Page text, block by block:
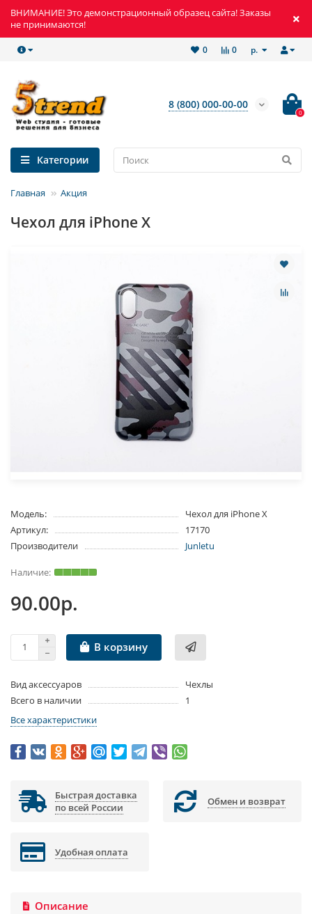
ВНИМАНИЕ! Это демонстрационный образец сайта! Заказы
не принимаются!
р.
0
0
8 (800) 000-00-00
0
Категории
Главная Акция
Чехол для iPhone Х
Модель:
Чехол для iPhone Х
Артикул:
17170
Производители
Junletu
90.00р.
В корзину
Вид аксессуаров
Чехлы
Всего в наличии
1
Все характеристики
Быстрая доставка
по всей России
Обмен и возврат
Удобная оплата
Описание